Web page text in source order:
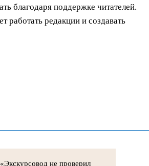
благодаря поддержке читателей.
редакции и создавать
«Экскурсовод не проверил